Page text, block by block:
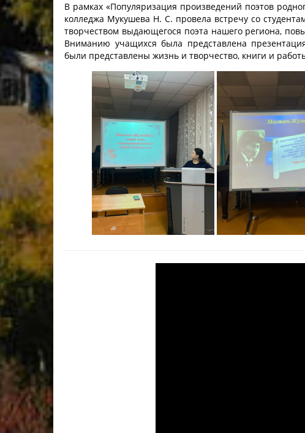
В рамках «Популяризация произведений поэтов
колледжа Мукушева Н. С. провела встречу со
творчеством выдающегося поэта нашего региона,
Вниманию учащихся была представлена
были представлены жизнь и творчество, книги и